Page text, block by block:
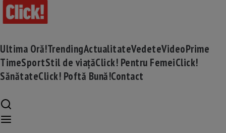
Ultima Oră!TrendingActualitateVedeteVideoPrime
TimeSportStil de viațăClick! Pentru FemeiClick!
SănătateClick! Poftă Bună!Contact